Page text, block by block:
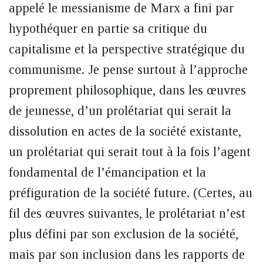
appelé le messianisme de Marx a fini par
hypothéquer en partie sa critique du
capitalisme et la perspective stratégique du
communisme. Je pense surtout à l’approche
proprement philosophique, dans les œuvres
de jeunesse, d’un prolétariat qui serait la
dissolution en actes de la société existante,
un prolétariat qui serait tout à la fois l’agent
fondamental de l’émancipation et la
préfiguration de la société future. (Certes, au
fil des œuvres suivantes, le prolétariat n’est
plus défini par son exclusion de la société,
mais par son inclusion dans les rapports de